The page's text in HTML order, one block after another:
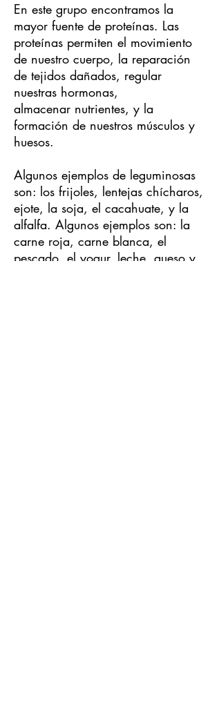
En este grupo encontramos la
mayor fuente de proteínas. Las
proteínas permiten el movimiento
de nuestro cuerpo, la reparación
de tejidos dañados, regular
nuestras hormonas,
almacenar nutrientes, y la
formación de nuestros músculos y
huesos.
Algunos ejemplos de leguminosas
son: los frijoles, lentejas chícharos,
ejote, la soja, el cacahuate, y la
alfalfa. Algunos ejemplos son: la
carne roja, carne blanca, el
pescado, el yogur, leche, queso y